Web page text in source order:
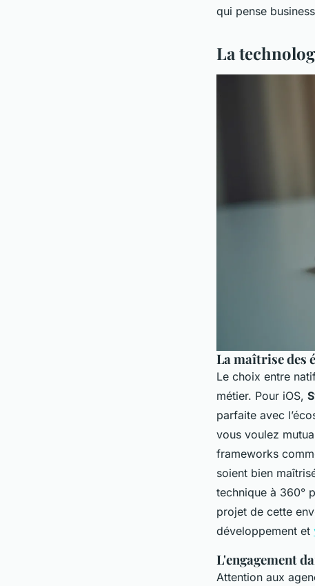
qui pense
La
La maîtrise des
Le choix entre
métier. Pour iOS,
parfaite avec
vous voulez
frameworks
soient bien
technique à 360°
projet de cette
développement et
L'engagement
Attention aux